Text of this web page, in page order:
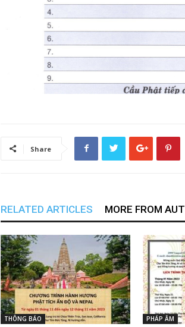
Share
RELATED ARTICLES MORE FROM
THÔNG BÁO PHÁP ÂM